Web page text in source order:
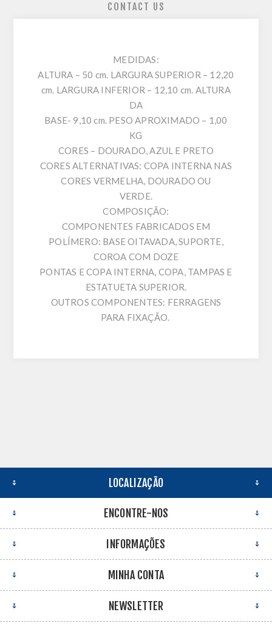
CONTACT US
MEDIDAS:
ALTURA – 50 cm. LARGURA SUPERIOR – 12,20
cm. LARGURA INFERIOR – 12,10 cm. ALTURA
DA
BASE- 9,10 cm. PESO APROXIMADO – 1,00
KG
CORES – DOURADO, AZUL E PRETO
CORES ALTERNATIVAS: COPA INTERNA NAS
CORES VERMELHA, DOURADO OU
VERDE.
COMPOSIÇÃO:
COMPONENTES FABRICADOS EM
POLÍMERO: BASE OITAVADA, SUPORTE,
COROA COM DOZE
PONTAS E COPA INTERNA, COPA, TAMPAS E
ESTATUETA SUPERIOR.
OUTROS COMPONENTES: FERRAGENS
PARA FIXAÇÃO.
LOCALIZAÇÃO
ENCONTRE-NOS
INFORMAÇÕES
MINHA CONTA
NEWSLETTER